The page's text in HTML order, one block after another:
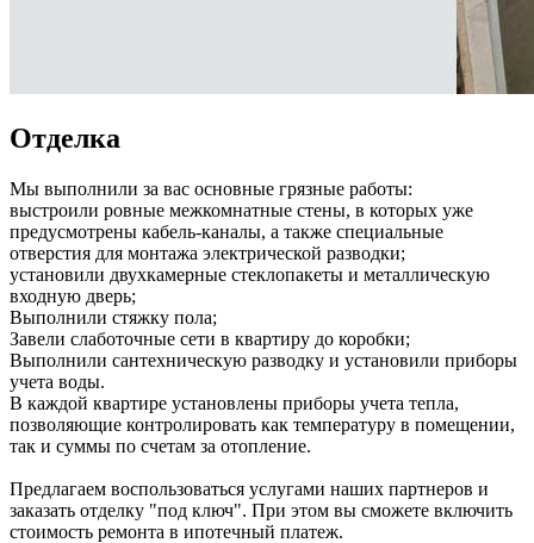
Отделка
Мы выполнили за вас основные грязные работы:
выстроили ровные межкомнатные стены, в которых уже
предусмотрены кабель-каналы, а также специальные
отверстия для монтажа электрической разводки;
установили двухкамерные стеклопакеты и металлическую
входную дверь;
Выполнили стяжку пола;
Завели слаботочные сети в квартиру до коробки;
Выполнили сантехническую разводку и установили приборы
учета воды.
В каждой квартире установлены приборы учета тепла,
позволяющие контролировать как температуру в помещении,
так и суммы по счетам за отопление.
Предлагаем воспользоваться услугами наших партнеров и
заказать отделку "под ключ". При этом вы сможете включить
стоимость ремонта в ипотечный платеж.